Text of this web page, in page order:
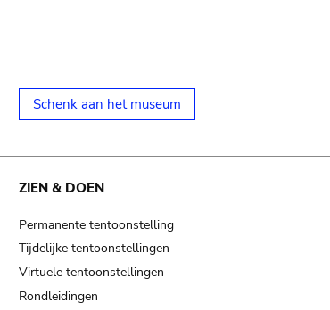
Schenk aan het museum
ZIEN & DOEN
Permanente tentoonstelling
Tijdelijke tentoonstellingen
Virtuele tentoonstellingen
Rondleidingen